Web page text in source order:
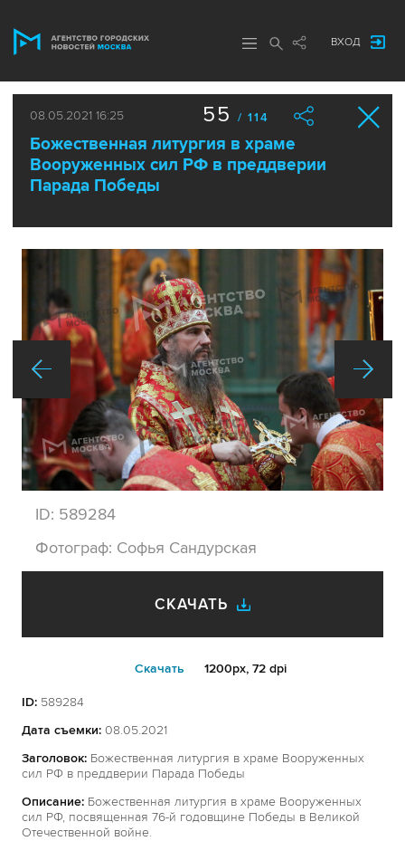
ВХОД
08.05.2021 16:25
Божественная литургия в храме
Вооруженных сил РФ в преддверии
Парада Победы
55 / 114
ID: 589284
Фотограф: Софья Сандурская
СКАЧАТЬ
Cкачать 1200px, 72 dpi
ID: 589284
Дата съемки: 08.05.2021
Заголовок: Божественная литургия в храме Вооруженных
сил РФ в преддверии Парада Победы
Описание: Божественная литургия в храме Вооруженных
сил РФ, посвященная 76-й годовщине Победы в Великой
Отечественной войне.